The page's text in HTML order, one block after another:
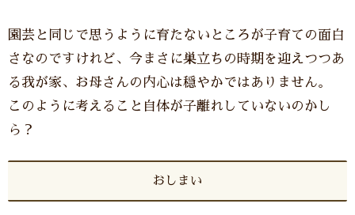
園芸と同じで思うように育たないところが子育ての面白
さなのですけれど、今まさに巣立ちの時期を迎えつつあ
る我が家、お母さんの内心は穏やかではありません。
このように考えること自体が子離れしていないのかし
ら？
おしまい